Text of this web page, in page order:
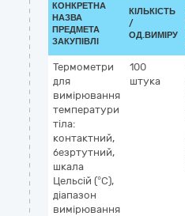
КОНКРЕТНА
НАЗВА
ПРЕДМЕТА
ЗАКУПІВЛІ
КІЛЬКІСТЬ
/
ОД.ВИМІРУ
Термометри
для
вимірювання
температури
тіла:
контактний,
безртутний,
шкала
Цельсій (°C),
діапазон
вимірювання
100
штука